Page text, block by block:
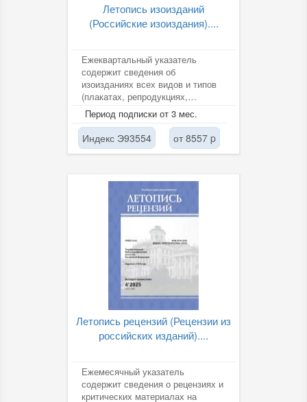
Летопись изоизданий
(Российские изоиздания)....
Ежеквартальный указатель
содержит сведения об
изоизданиях всех видов и типов
(плакатах, репродукциях,
открытках, альбомах, наглядных
пособиях,...
Период подписки от 3 мес.
Индекс Э93554 от 8557 p
Летопись рецензий (Рецензии из
российских изданий)....
Ежемесячный указатель
содержит сведения о рецензиях и
критических материалах на